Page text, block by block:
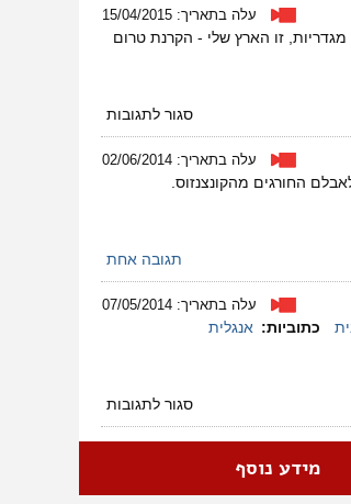
עלה בתאריך: 15/04/2015
עירוני בעיניים מגדריות, זו הארץ שלי - הקרנת טרום
סגור לתגובותעל
סדר
חברתי
עלה בתאריך: 02/06/2014
החורגים מהקונצנזוס.
תגובה אחת
עלה בתאריך: 07/05/2014
כתוביות: אנגלית
סגור לתגובותעל
טקס
יום
מידע נוסף